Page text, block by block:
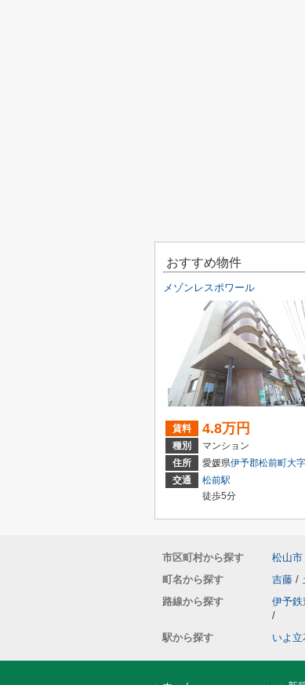
おすすめ物件
メゾンレスポワール
賃料 4.8万円
種別
マンション
住所
愛媛県伊予郡松前町大
交通
松前駅
徒歩5分
市区町村から探す 松山市
町名から探す
吉藤 /
路線から探す
伊予鉄
/
駅から探す
いよ立